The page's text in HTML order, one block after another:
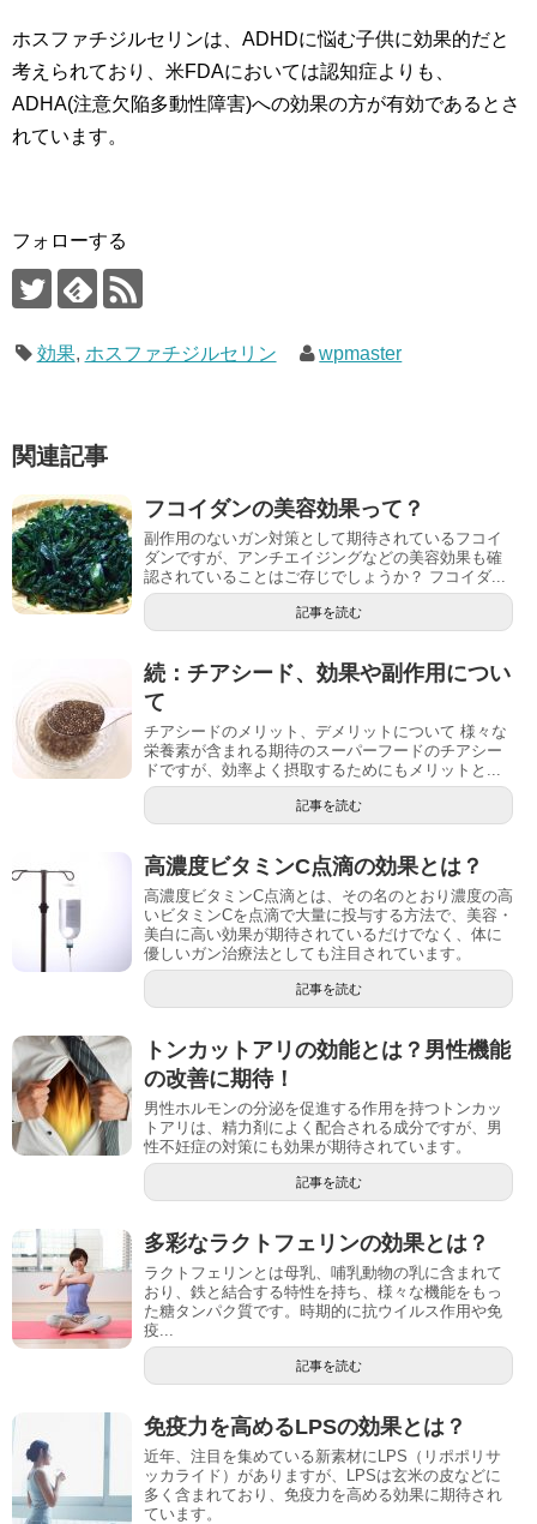
ホスファチジルセリンは、ADHDに悩む子供に効果的だと
考えられており、米FDAにおいては認知症よりも、
ADHA(注意欠陥多動性障害)への効果の方が有効であるとさ
れています。
フォローする
効果, ホスファチジルセリン wpmaster
関連記事
フコイダンの美容効果って？
副作用のないガン対策として期待されているフコイ
ダンですが、アンチエイジングなどの美容効果も確
認されていることはご存じでしょうか？ フコイダ...
記事を読む
続：チアシード、効果や副作用につい
て
チアシードのメリット、デメリットについて 様々な
栄養素が含まれる期待のスーパーフードのチアシー
ドですが、効率よく摂取するためにもメリットと...
記事を読む
高濃度ビタミンC点滴の効果とは？
高濃度ビタミンC点滴とは、その名のとおり濃度の高
いビタミンCを点滴で大量に投与する方法で、美容・
美白に高い効果が期待されているだけでなく、体に
優しいガン治療法としても注目されています。
記事を読む
トンカットアリの効能とは？男性機能
の改善に期待！
男性ホルモンの分泌を促進する作用を持つトンカッ
トアリは、精力剤によく配合される成分ですが、男
性不妊症の対策にも効果が期待されています。
記事を読む
多彩なラクトフェリンの効果とは？
ラクトフェリンとは母乳、哺乳動物の乳に含まれて
おり、鉄と結合する特性を持ち、様々な機能をもっ
た糖タンパク質です。時期的に抗ウイルス作用や免
疫...
記事を読む
免疫力を高めるLPSの効果とは？
近年、注目を集めている新素材にLPS（リポポリサ
ッカライド）がありますが、LPSは玄米の皮などに
多く含まれており、免疫力を高める効果に期待され
ています。